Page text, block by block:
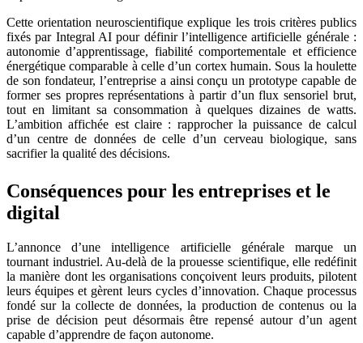
Cette orientation neuroscientifique explique les trois critères publics
fixés par Integral AI pour définir l’intelligence artificielle générale :
autonomie d’apprentissage, fiabilité comportementale et efficience
énergétique comparable à celle d’un cortex humain. Sous la houlette
de son fondateur, l’entreprise a ainsi conçu un prototype capable de
former ses propres représentations à partir d’un flux sensoriel brut,
tout en limitant sa consommation à quelques dizaines de watts.
L’ambition affichée est claire : rapprocher la puissance de calcul
d’un centre de données de celle d’un cerveau biologique, sans
sacrifier la qualité des décisions.
Conséquences pour les entreprises et le
digital
L’annonce d’une intelligence artificielle générale marque un
tournant industriel. Au-delà de la prouesse scientifique, elle redéfinit
la manière dont les organisations conçoivent leurs produits, pilotent
leurs équipes et gèrent leurs cycles d’innovation. Chaque processus
fondé sur la collecte de données, la production de contenus ou la
prise de décision peut désormais être repensé autour d’un agent
capable d’apprendre de façon autonome.